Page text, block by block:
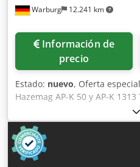
Warburg 12.241 km
Información de
precio
Estado: nuevo, Oferta
Hazemag AP-K 50 y AP-K
aproximadamente 22 kg,
HAZ 815-5, aproximadamente
13 unidades de HAZ 879 C,
254x392/323 x 50 mm PRECIOS
INMEDIATAMENTE Djdpszrf